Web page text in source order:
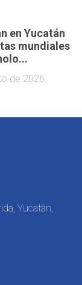
en Yucatán
mundiales
de 2026
Yucatán,